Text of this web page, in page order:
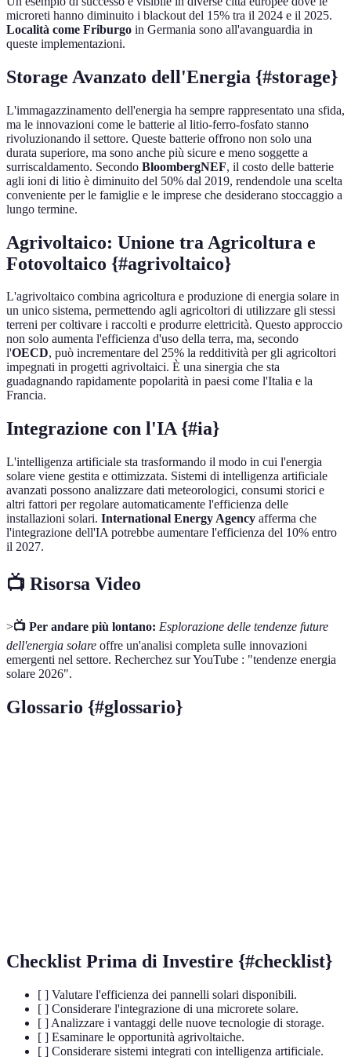
microreti hanno diminuito i blackout del 15% tra il 2024 e il 2025.
Località come Friburgo in Germania sono all'avanguardia in
queste implementazioni.
Storage Avanzato dell'Energia {#storage}
L'immagazzinamento dell'energia ha sempre rappresentato una sfida,
ma le innovazioni come le batterie al litio-ferro-fosfato stanno
rivoluzionando il settore. Queste batterie offrono non solo una
durata superiore, ma sono anche più sicure e meno soggette a
surriscaldamento. Secondo BloombergNEF, il costo delle batterie
agli ioni di litio è diminuito del 50% dal 2019, rendendole una scelta
conveniente per le famiglie e le imprese che desiderano stoccaggio a
lungo termine.
Agrivoltaico: Unione tra Agricoltura e
Fotovoltaico {#agrivoltaico}
L'agrivoltaico combina agricoltura e produzione di energia solare in
un unico sistema, permettendo agli agricoltori di utilizzare gli stessi
terreni per coltivare i raccolti e produrre elettricità. Questo approccio
non solo aumenta l'efficienza d'uso della terra, ma, secondo
l'OECD, può incrementare del 25% la redditività per gli agricoltori
impegnati in progetti agrivoltaici. È una sinergia che sta
guadagnando rapidamente popolarità in paesi come l'Italia e la
Francia.
Integrazione con l'IA {#ia}
L'intelligenza artificiale sta trasformando il modo in cui l'energia
solare viene gestita e ottimizzata. Sistemi di intelligenza artificiale
avanzati possono analizzare dati meteorologici, consumi storici e
altri fattori per regolare automaticamente l'efficienza delle
installazioni solari. International Energy Agency afferma che
l'integrazione dell'IA potrebbe aumentare l'efficienza del 10% entro
il 2027.
📺 Risorsa Video
>📺 Per andare più lontano: Esplorazione delle tendenze future
dell'energia solare offre un'analisi completa sulle innovazioni
emergenti nel settore. Recherchez sur YouTube : "tendenze energia
solare 2026".
Glossario {#glossario}
Checklist Prima di Investire {#checklist}
[ ] Valutare l'efficienza dei pannelli solari disponibili.
[ ] Considerare l'integrazione di una microrete solare.
[ ] Analizzare i vantaggi delle nuove tecnologie di storage.
[ ] Esaminare le opportunità agrivoltaiche.
[ ] Considerare sistemi integrati con intelligenza artificiale.